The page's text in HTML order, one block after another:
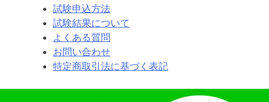
試験申込方法
試験結果について
よくある質問
お問い合わせ
特定商取引法に基づく表記